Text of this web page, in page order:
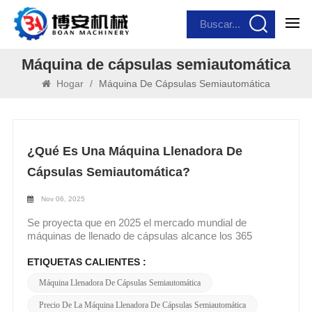
Máquina de cápsulas semiautomática
Hogar / Máquina De Cápsulas Semiautomática
¿Qué Es Una Máquina Llenadora De
Cápsulas Semiautomática?
Nov 06, 2025
Se proyecta que en 2025 el mercado mundial de
máquinas de llenado de cápsulas alcance los 365
empresas (pymes) impulsando la demanda de
cápsulas industrialesdominan la producción
farmacéutica a gran escala, máquinas de llenado de
ETIQUETAS CALIENTES :
Máquina Llenadora De Cápsulas Semiautomática
Precio De La Máquina Llenadora De Cápsulas Semiautomática